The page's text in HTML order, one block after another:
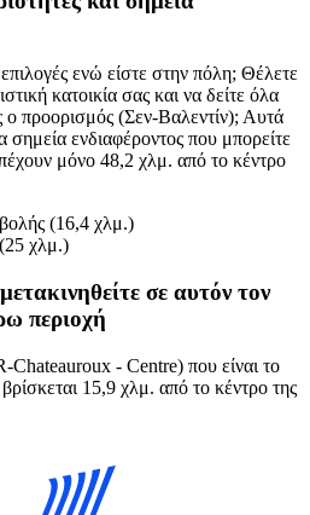
ενώ είστε στην πόλη; Θέλετε
κατοικία σας και να δείτε όλα
ο προορισμός (Σεν-Βαλεντίν); Αυτά
σημεία ενδιαφέροντος που μπορείτε
μόνο 48,2 χλμ. από το κέντρο
(16,4 χλμ.)
χλμ.)
σε αυτόν τον
περιοχή
- Centre) που είναι το
15,9 χλμ. από το κέντρο της